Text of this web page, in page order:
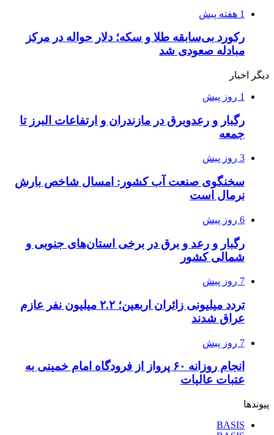
1 هفته پیش
رکورد بی‌سابقه طلا و سکه؛ دلار حواله در مرکز
مبادله صعودی شد
دیگر اخبار
1 روز پیش
رگبار و رعدوبرق در مازندران و ارتفاعات البرز تا
جمعه
3 روز پیش
سخنگوی صنعت آب کشور: امسال شاخص بارش
نرمال است
6 روز پیش
رگبار و رعد و برق در برخی استان‌های جنوبی و
شمالی کشور
7 روز پیش
تردد میلیونی زائران اربعین؛ ۲.۲ میلیون نفر عازم
عراق شدند
7 روز پیش
انجام روزانه ۶۰ پرواز از فرودگاه امام خمینی به
عتبات عالیات
پیوندها
BASIS